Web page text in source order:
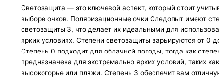
Светозащита — это ключевой аспект, который стоит
выборе очков. Поляризационные очки Следопыт имеют
светозащиты 3, что делает их идеальными для
ярких условиях. Степени светозащиты варьируются от 0
Степень 0 подходит для облачной погоды, тогда как
предназначена для экстремально ярких условий, таких как
высокогорье или пляжи. Степень 3 обеспечит вам